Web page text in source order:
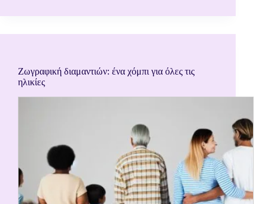
Ζωγραφική διαμαντιών: ένα χόμπι για όλες τις
ηλικίες